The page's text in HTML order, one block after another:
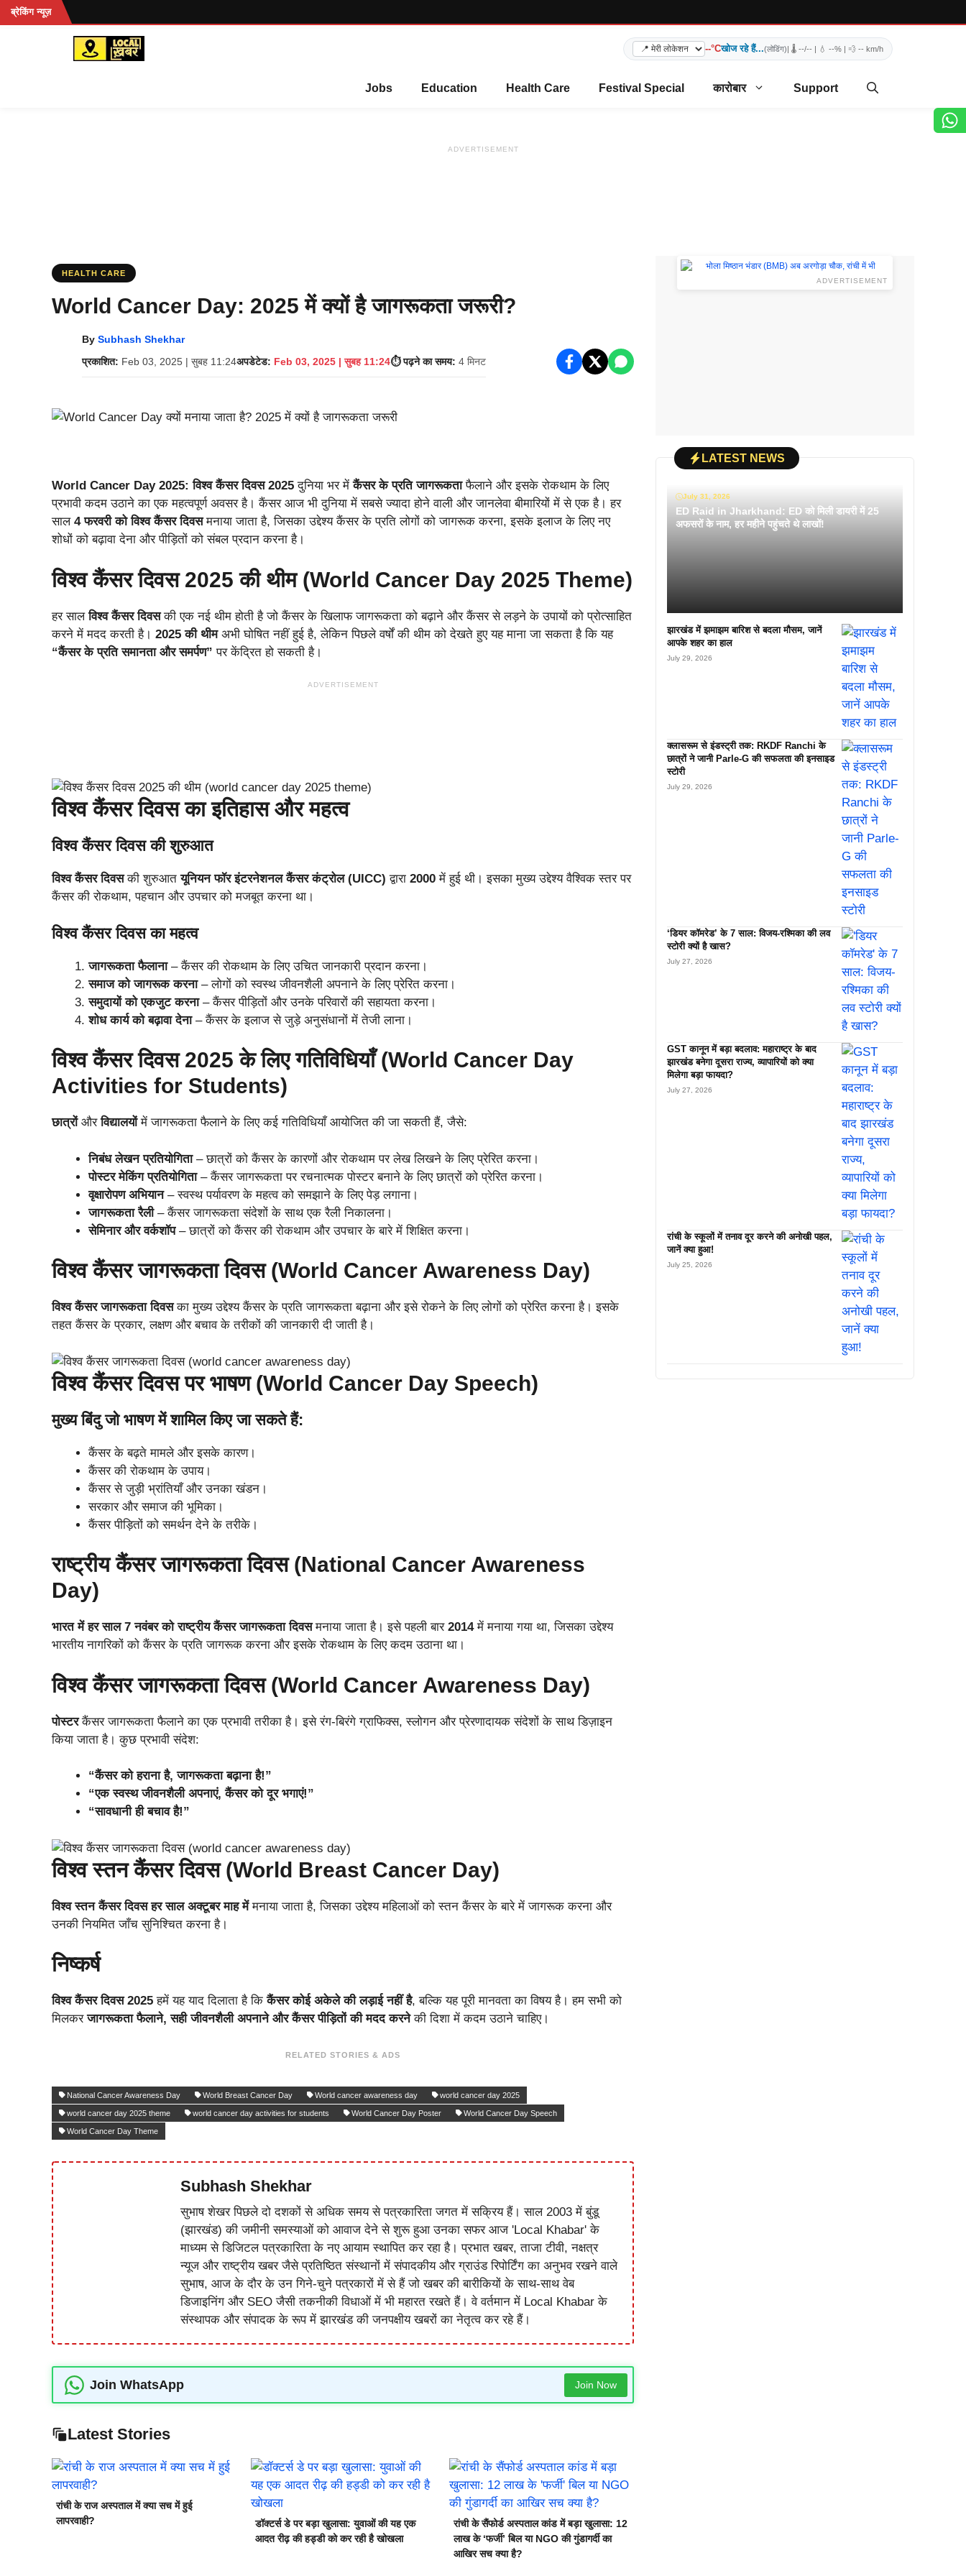
Skip
to
ब्रेकिंग न्यूज़
--°Cखोज रहे हैं...(लोडिंग)| 🌡️ --/-- | 💧 --% | 💨 -- km/h
Jobs Education Health Care Festival Special कारोबार Support
ADVERTISEMENT
HEALTH CARE
World Cancer Day: 2025 में क्‍यों है जागरूकता जरूरी?
By Subhash Shekhar
प्रकाशित: Feb 03, 2025 | सुबह 11:24अपडेटेड: Feb 03, 2025 | सुबह 11:24⏱️ पढ़ने का समय: 4 मिनट
World Cancer Day 2025: विश्‍व कैंसर दिवस 2025 दुनिया भर मेंकैंसर के प्रति जागरूकताफैलाने और इसके रोकथाम के लिए
प्रभावी कदम उठाने का एक महत्‍वपूर्ण अवसर है। कैंसर आज भी दुनिया में सबसे ज्‍यादा होने वाली और जानलेवा बीमारियों में से एक है। हर
साल 4 फरवरी को विश्‍व कैंसर दिवसमनाया जाता है, जिसका उद्देश्‍य कैंसर के प्रति लोगों को जागरूक करना, इसके इलाज के लिए नए
शोधों को बढ़ावा देना और पीड़ितों को संबल प्रदान करना है।
विश्‍व कैंसर दिवस 2025 की थीम (World Cancer Day 2025 Theme)
हर सालविश्‍व कैंसर दिवसकी एक नई थीम होती है जो कैंसर के खिलाफ जागरूकता को बढ़ाने और कैंसर से लड़ने के उपायों को प्रोत्‍साहित
करने में मदद करती है। 2025 की थीमअभी घोषित नहीं हुई है, लेकिन पिछले वर्षों की थीम को देखते हुए यह माना जा सकता है कि यह
“कैंसर के प्रति समानता और समर्पण” पर केंद्रित हो सकती है।
ADVERTISEMENT
विश्‍व कैंसर दिवस का इतिहास और महत्‍व
विश्‍व कैंसर दिवस की शुरुआत
विश्‍व कैंसर दिवसकी शुरुआतयूनियन फॉर इंटरनेशनल कैंसर कंट्रोल (UICC) द्वारा 2000 में हुई थी। इसका मुख्‍य उद्देश्‍य वैश्विक स्‍तर पर
कैंसर की रोकथाम, पहचान और उपचार को मजबूत करना था।
विश्‍व कैंसर दिवस का महत्‍व
जागरूकता फैलाना– कैंसर की रोकथाम के लिए उचित जानकारी प्रदान करना।
समाज को जागरूक करना– लोगों को स्वस्थ जीवनशैली अपनाने के लिए प्रेरित करना।
समुदायों को एकजुट करना– कैंसर पीड़ितों और उनके परिवारों की सहायता करना।
शोध कार्य को बढ़ावा देना– कैंसर के इलाज से जुड़े अनुसंधानों में तेजी लाना।
विश्‍व कैंसर दिवस 2025 के लिए गतिविधियाँ (World Cancer Day
Activities for Students)
छात्रोंऔरविद्यालयोंमें जागरूकता फैलाने के लिए कई गतिविधियाँ आयोजित की जा सकती हैं, जैसे:
निबंध लेखन प्रतियोगिता– छात्रों को कैंसर के कारणों और रोकथाम पर लेख लिखने के लिए प्रेरित करना।
पोस्टर मेकिंग प्रतियोगिता– कैंसर जागरूकता पर रचनात्मक पोस्टर बनाने के लिए छात्रों को प्रेरित करना।
वृक्षारोपण अभियान– स्वस्थ पर्यावरण के महत्व को समझाने के लिए पेड़ लगाना।
जागरूकता रैली– कैंसर जागरूकता संदेशों के साथ एक रैली निकालना।
सेमिनार और वर्कशॉप– छात्रों को कैंसर की रोकथाम और उपचार के बारे में शिक्षित करना।
विश्‍व कैंसर जागरूकता दिवस (World Cancer Awareness Day)
विश्‍व कैंसर जागरूकता दिवसका मुख्‍य उद्देश्‍य कैंसर के प्रति जागरूकता बढ़ाना और इसे रोकने के लिए लोगों को प्रेरित करना है। इसके
तहत कैंसर के प्रकार, लक्षण और बचाव के तरीकों की जानकारी दी जाती है।
विश्‍व कैंसर दिवस पर भाषण (World Cancer Day Speech)
मुख्य बिंदु जो भाषण में शामिल किए जा सकते हैं:
कैंसर के बढ़ते मामले और इसके कारण।
कैंसर की रोकथाम के उपाय।
कैंसर से जुड़ी भ्रांतियाँ और उनका खंडन।
सरकार और समाज की भूमिका।
कैंसर पीड़ितों को समर्थन देने के तरीके।
राष्ट्रीय कैंसर जागरूकता दिवस (National Cancer Awareness
Day)
भारत में हर साल 7 नवंबर को राष्ट्रीय कैंसर जागरूकता दिवसमनाया जाता है। इसे पहली बार 2014में मनाया गया था, जिसका उद्देश्‍य
भारतीय नागरिकों को कैंसर के प्रति जागरूक करना और इसके रोकथाम के लिए कदम उठाना था।
विश्‍व कैंसर जागरूकता दिवस (World Cancer Awareness Day)
पोस्टरकैंसर जागरूकता फैलाने का एक प्रभावी तरीका है। इसे रंग-बिरंगे ग्राफिक्स, स्लोगन और प्रेरणादायक संदेशों के साथ डिज़ाइन
किया जाता है। कुछ प्रभावी संदेश:
“कैंसर को हराना है, जागरूकता बढ़ाना है!”
“एक स्वस्थ जीवनशैली अपनाएं, कैंसर को दूर भगाएं!”
“सावधानी ही बचाव है!”
विश्‍व स्तन कैंसर दिवस (World Breast Cancer Day)
विश्‍व स्तन कैंसर दिवस हर साल अक्टूबर माह मेंमनाया जाता है, जिसका उद्देश्य महिलाओं को स्तन कैंसर के बारे में जागरूक करना और
उनकी नियमित जाँच सुनिश्चित करना है।
निष्कर्ष
विश्‍व कैंसर दिवस 2025 हमें यह याद दिलाता है किकैंसर कोई अकेले की लड़ाई नहीं है, बल्कि यह पूरी मानवता का विषय है। हम सभी को
मिलकरजागरूकता फैलाने, सही जीवनशैली अपनाने और कैंसर पीड़ितों की मदद करनेकी दिशा में कदम उठाने चाहिए।
RELATED STORIES & ADS
National Cancer Awareness Day World Breast Cancer Day World cancer awareness day world cancer day 2025
world cancer day 2025 theme world cancer day activities for students World Cancer Day Poster World Cancer Day Speech
World Cancer Day Theme
Subhash Shekhar
सुभाष शेखर पिछले दो दशकों से अधिक समय से पत्रकारिता जगत में सक्रिय हैं। साल 2003 में बुंडू
(झारखंड) की जमीनी समस्याओं को आवाज देने से शुरू हुआ उनका सफर आज 'Local Khabar' के
माध्यम से डिजिटल पत्रकारिता के नए आयाम स्थापित कर रहा है। प्रभात खबर, ताजा टीवी, नक्षत्र
न्यूज और राष्ट्रीय खबर जैसे प्रतिष्ठित संस्थानों में संपादकीय और ग्राउंड रिपोर्टिंग का अनुभव रखने वाले
सुभाष, आज के दौर के उन गिने-चुने पत्रकारों में से हैं जो खबर की बारीकियों के साथ-साथ वेब
डिजाइनिंग और SEO जैसी तकनीकी विधाओं में भी महारत रखते हैं। वे वर्तमान में Local Khabar के
संस्थापक और संपादक के रूप में झारखंड की जनपक्षीय खबरों का नेतृत्व कर रहे हैं।
Join WhatsApp Join Now
Latest Stories
रांची के राज अस्पताल में क्या सच में हुई
लापरवाही?
डॉक्टर्स डे पर बड़ा खुलासा: युवाओं की यह एक
आदत रीढ़ की हड्डी को कर रही है खोखला
रांची के सैंफोर्ड अस्पताल कांड में बड़ा खुलासा: 12
लाख के ‘फर्जी’ बिल या NGO की गुंडागर्दी का
आखिर सच क्या है?
ADVERTISEMENT
LATEST NEWS
July 31, 2026
ED Raid in Jharkhand: ED को मिली डायरी में 25
अफसरों के नाम, हर महीने पहुंचते थे लाखों!
झारखंड में झमाझम बारिश से बदला मौसम, जानें
आपके शहर का हाल
July 29, 2026
क्लासरूम से इंडस्ट्री तक: RKDF Ranchi के
छात्रों ने जानी Parle-G की सफलता की इनसाइड
स्टोरी
July 29, 2026
‘डियर कॉमरेड’ के 7 साल: विजय-रश्मिका की लव
स्टोरी क्यों है खास?
July 27, 2026
GST कानून में बड़ा बदलाव: महाराष्ट्र के बाद
झारखंड बनेगा दूसरा राज्य, व्यापारियों को क्या
मिलेगा बड़ा फायदा?
July 27, 2026
रांची के स्कूलों में तनाव दूर करने की अनोखी पहल,
जानें क्या हुआ!
July 25, 2026